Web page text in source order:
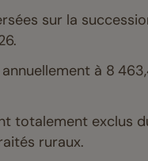
sur la
à 8
totalement exclus
ruraux.